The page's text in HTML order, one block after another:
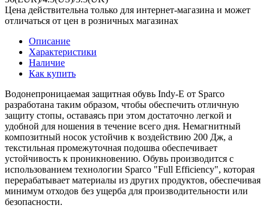
Цена действительна только для интернет-магазина и может
отличаться от цен в розничных магазинах
Описание
Характеристики
Наличие
Как купить
Водонепроницаемая защитная обувь Indy-E от Sparco
разработана таким образом, чтобы обеспечить отличную
защиту стопы, оставаясь при этом достаточно легкой и
удобной для ношения в течение всего дня. Немагнитный
композитный носок устойчив к воздействию 200 Дж, а
текстильная промежуточная подошва обеспечивает
устойчивость к проникновению. Обувь производится с
использованием технологии Sparco "Full Efficiency", которая
перерабатывает материалы из других продуктов, обеспечивая
минимум отходов без ущерба для производительности или
безопасности.